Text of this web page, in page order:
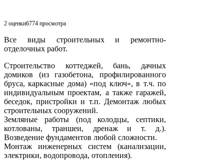
2 оценки6774 просмотра
Все виды строительных и ремонтно-
отделочных работ.
Строительство коттеджей, бань, дачных
домиков (из газобетона, профилированного
бруса, каркасные дома) «под ключ», в т.ч. по
индивидуальным проектам, а также гаражей,
беседок, пристройки и т.п. Демонтаж любых
строительных сооружений.
Земляные работы (под колодцы, септики,
котлованы, траншеи, дренаж и т. д.).
Возведение фундаментов любой сложности.
Монтаж инженерных систем (канализации,
электрики, водопровода, отопления).